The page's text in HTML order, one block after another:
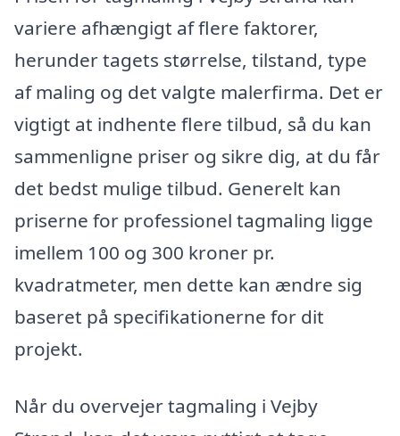
variere afhængigt af flere faktorer,
herunder tagets størrelse, tilstand, type
af maling og det valgte malerfirma. Det er
vigtigt at indhente flere tilbud, så du kan
sammenligne priser og sikre dig, at du får
det bedst mulige tilbud. Generelt kan
priserne for professionel tagmaling ligge
imellem 100 og 300 kroner pr.
kvadratmeter, men dette kan ændre sig
baseret på specifikationerne for dit
projekt.
Når du overvejer tagmaling i Vejby